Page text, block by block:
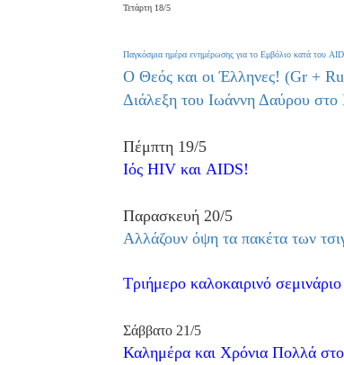
Τετάρτη 18/5
Παγκόσμια ημέρα ενημέρωσης για το Εμβόλιο κατά του
Ο Θεός και οι Έλληνες! (Gr +
Διάλεξη του Ιωάννη Δαύρου
Πέμπτη 19/5
Ιός HIV και AIDS!
Παρασκευή 20/5
Αλλάζουν όψη τα πακέτα των
Τριήμερο καλοκαιρινό
Σάββατο 21/5
Καλημέρα και Χρόνια Πολλά